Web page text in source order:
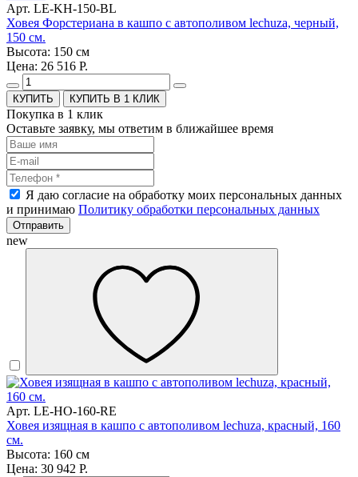
Арт. LE-KH-150-BL
Ховея Форстериана в кашпо с автополивом lechuza, черный,
150 см.
Высота: 150 см
Цена: 26 516 Р.
КУПИТЬ В 1 КЛИК
Покупка в 1 клик
Оставьте заявку, мы ответим в ближайшее время
Я даю согласие на обработку моих персональных данных
и принимаю Политику обработки персональных данных
Отправить
new
Арт. LE-HO-160-RE
Ховея изящная в кашпо с автополивом lechuza, красный, 160
см.
Высота: 160 см
Цена: 30 942 Р.